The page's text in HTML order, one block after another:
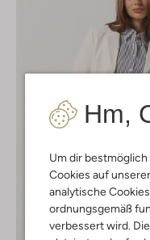
Hm,
Um dir
Cookies auf
analytische
ordnungsgemäß
verbessert wird.